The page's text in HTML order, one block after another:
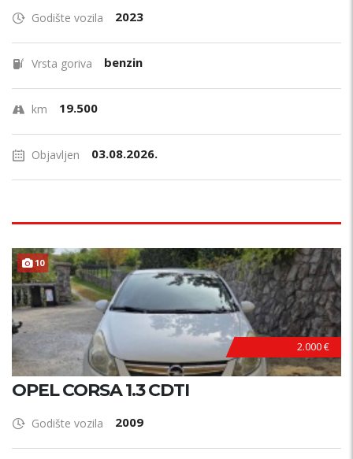
Godište vozila 2023
Vrsta goriva benzin
km 19.500
Objavljen 03.08.2026.
10 HITNO !
2.000 €
OPEL CORSA 1.3 CDTI
Godište vozila 2009